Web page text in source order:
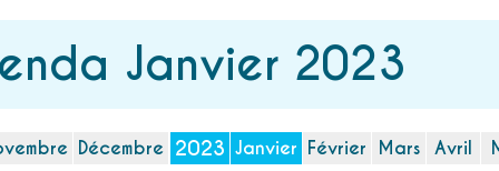
Janvier 2023
Décembre 2023 Janvier Février Mars Avril